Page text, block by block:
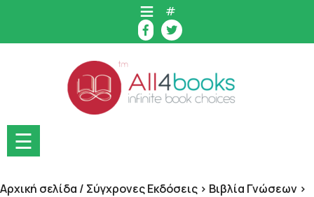
content
#
☰
Αρχική σελίδα / Σύγχρονες Εκδόσεις > Βιβλία Γνώσεων >